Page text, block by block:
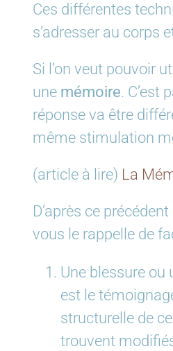
Ces différentes
s’adresser au corps
Si l’on veut pouvoir
une mémoire. C’est
réponse va être
même stimulation
(article à lire) La
D’après ce
vous le rappelle de
Une blessure ou
est le
structurelle de
trouvent